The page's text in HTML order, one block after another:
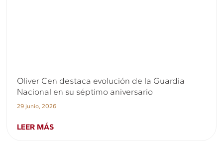
Oliver Cen destaca evolución de la Guardia
Nacional en su séptimo aniversario
29 junio, 2026
LEER MÁS